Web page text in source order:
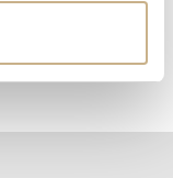
varumärken –